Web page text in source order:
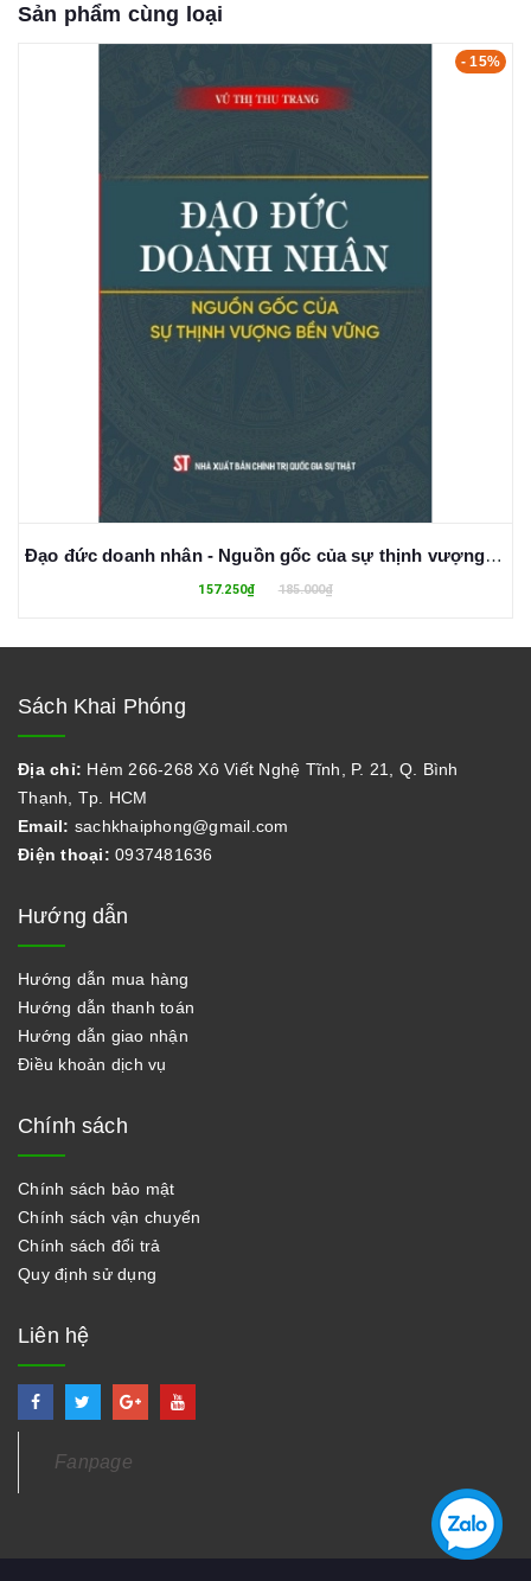
Sản phẩm cùng loại
- 15%
Đạo đức doanh nhân - Nguồn gốc của sự thịnh vượng bền vững
157.250₫ 185.000₫
Sách Khai Phóng
Địa chỉ: Hẻm 266-268 Xô Viết Nghệ Tĩnh, P. 21, Q. Bình
Thạnh, Tp. HCM
Email: sachkhaiphong@gmail.com
Điện thoại: 0937481636
Hướng dẫn
Hướng dẫn mua hàng
Hướng dẫn thanh toán
Hướng dẫn giao nhận
Điều khoản dịch vụ
Chính sách
Chính sách bảo mật
Chính sách vận chuyển
Chính sách đổi trả
Quy định sử dụng
Liên hệ
Fanpage